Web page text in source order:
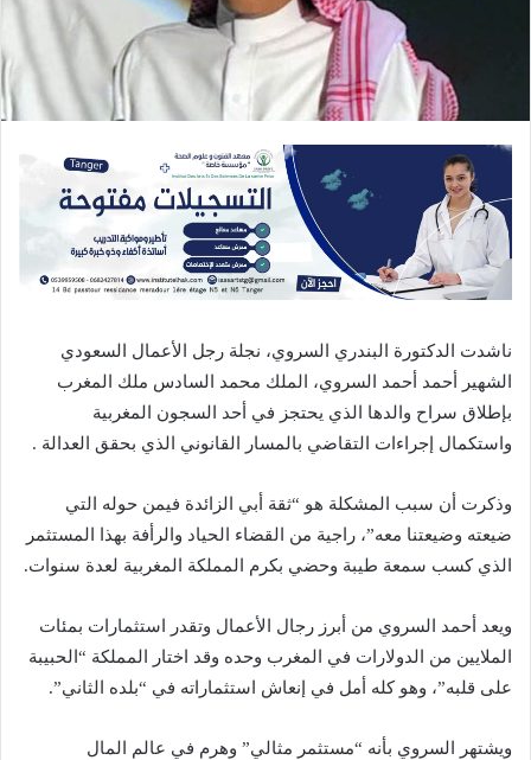
ناشدت الدكتورة البندري السروي، نجلة رجل الأعمال السعودي
الشهير أحمد أحمد السروي، الملك محمد السادس ملك المغرب
بإطلاق سراح والدها الذي يحتجز في أحد السجون المغربية
واستكمال إجراءات التقاضي بالمسار القانوني الذي بحقق العدالة .
وذكرت أن سبب المشكلة هو “ثقة أبي الزائدة فيمن حوله التي
ضيعته وضيعتنا معه”، راجية من القضاء الحياد والرأفة بهذا المستثمر
الذي كسب سمعة طيبة وحضي بكرم المملكة المغربية لعدة سنوات.
ويعد أحمد السروي من أبرز رجال الأعمال وتقدر استثمارات بمئات
الملايين من الدولارات في المغرب وحده وقد اختار المملكة “الحبيبة
على قلبه”، وهو كله أمل في إنعاش استثماراته في “بلده الثاني”.
ويشتهر السروي بأنه “مستثمر مثالي” وهرم في عالم المال